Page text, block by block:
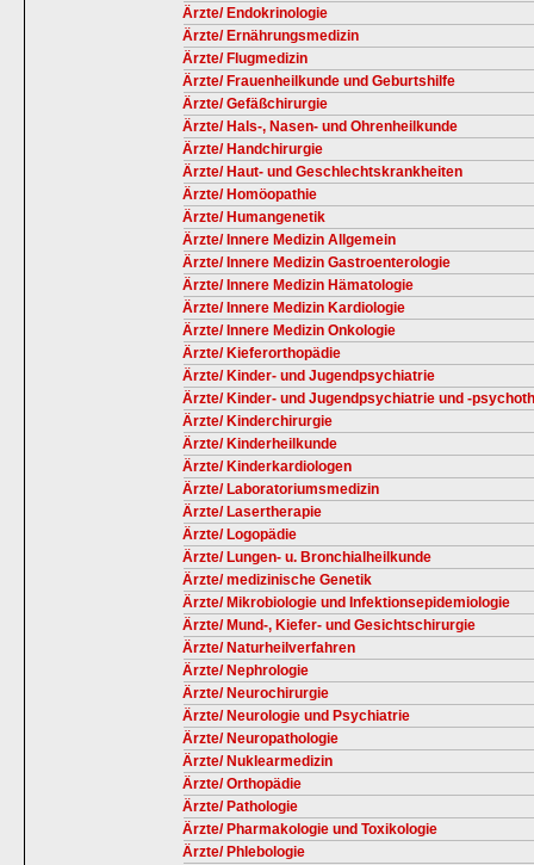
Ärzte/ Endokrinologie
Ärzte/ Ernährungsmedizin
Ärzte/ Flugmedizin
Ärzte/ Frauenheilkunde und Geburtshilfe
Ärzte/ Gefäßchirurgie
Ärzte/ Hals-, Nasen- und Ohrenheilkunde
Ärzte/ Handchirurgie
Ärzte/ Haut- und Geschlechtskrankheiten
Ärzte/ Homöopathie
Ärzte/ Humangenetik
Ärzte/ Innere Medizin Allgemein
Ärzte/ Innere Medizin Gastroenterologie
Ärzte/ Innere Medizin Hämatologie
Ärzte/ Innere Medizin Kardiologie
Ärzte/ Innere Medizin Onkologie
Ärzte/ Kieferorthopädie
Ärzte/ Kinder- und Jugendpsychiatrie
Ärzte/ Kinder- und Jugendpsychiatrie und -
Ärzte/ Kinderchirurgie
Ärzte/ Kinderheilkunde
Ärzte/ Kinderkardiologen
Ärzte/ Laboratoriumsmedizin
Ärzte/ Lasertherapie
Ärzte/ Logopädie
Ärzte/ Lungen- u. Bronchialheilkunde
Ärzte/ medizinische Genetik
Ärzte/ Mikrobiologie und Infektionsepidemiologie
Ärzte/ Mund-, Kiefer- und Gesichtschirurgie
Ärzte/ Naturheilverfahren
Ärzte/ Nephrologie
Ärzte/ Neurochirurgie
Ärzte/ Neurologie und Psychiatrie
Ärzte/ Neuropathologie
Ärzte/ Nuklearmedizin
Ärzte/ Orthopädie
Ärzte/ Pathologie
Ärzte/ Pharmakologie und Toxikologie
Ärzte/ Phlebologie